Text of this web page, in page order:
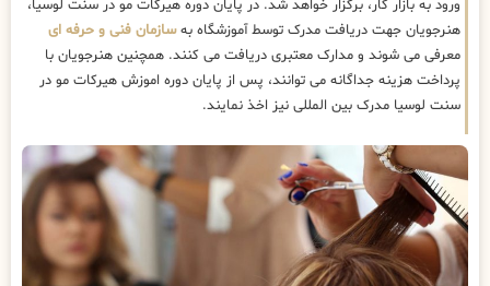
ورود به بازار کار، برگزار خواهد شد. در پایان دوره هیرکات مو در سنت لوسیا،
هنرجویان جهت دریافت مدرک توسط آموزشگاه بهسازمان فنی و حرفه ای
معرفی می شوند و مدارک معتبری دریافت می کنند. همچنین هنرجویان با
پرداخت هزینه جداگانه می توانند، پس از پایان دوره اموزش هیرکات مو در
سنت لوسیا مدرک بین المللی نیز اخذ نمایند.